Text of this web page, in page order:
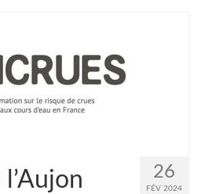
Aujon en cartes postales
26
FÉV 2024